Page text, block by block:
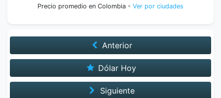
Precio promedio en Colombia - Ver por ciudades
Anterior
Dólar Hoy
Siguiente